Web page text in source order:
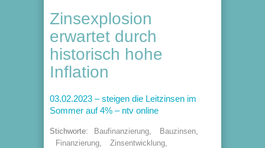
Zinsexplosion
erwartet durch
historisch hohe
Inflation
03.02.2023 – steigen die Leitzinsen im
Sommer auf 4% – ntv online
Stichworte: Baufinanzierung, Bauzinsen,
Finanzierung, Zinsentwicklung,